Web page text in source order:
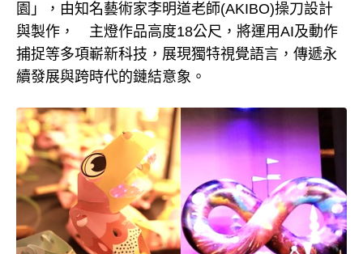
園」，由知名藝術家李明道老師(AKIBO)操刀設計
與製作， 主燈作品高度18公尺，將運用AI及動作
捕捉等多項嶄新科技，展現獨特視覺語言，傳遞永
續發展與跨時代的鏈結意象。